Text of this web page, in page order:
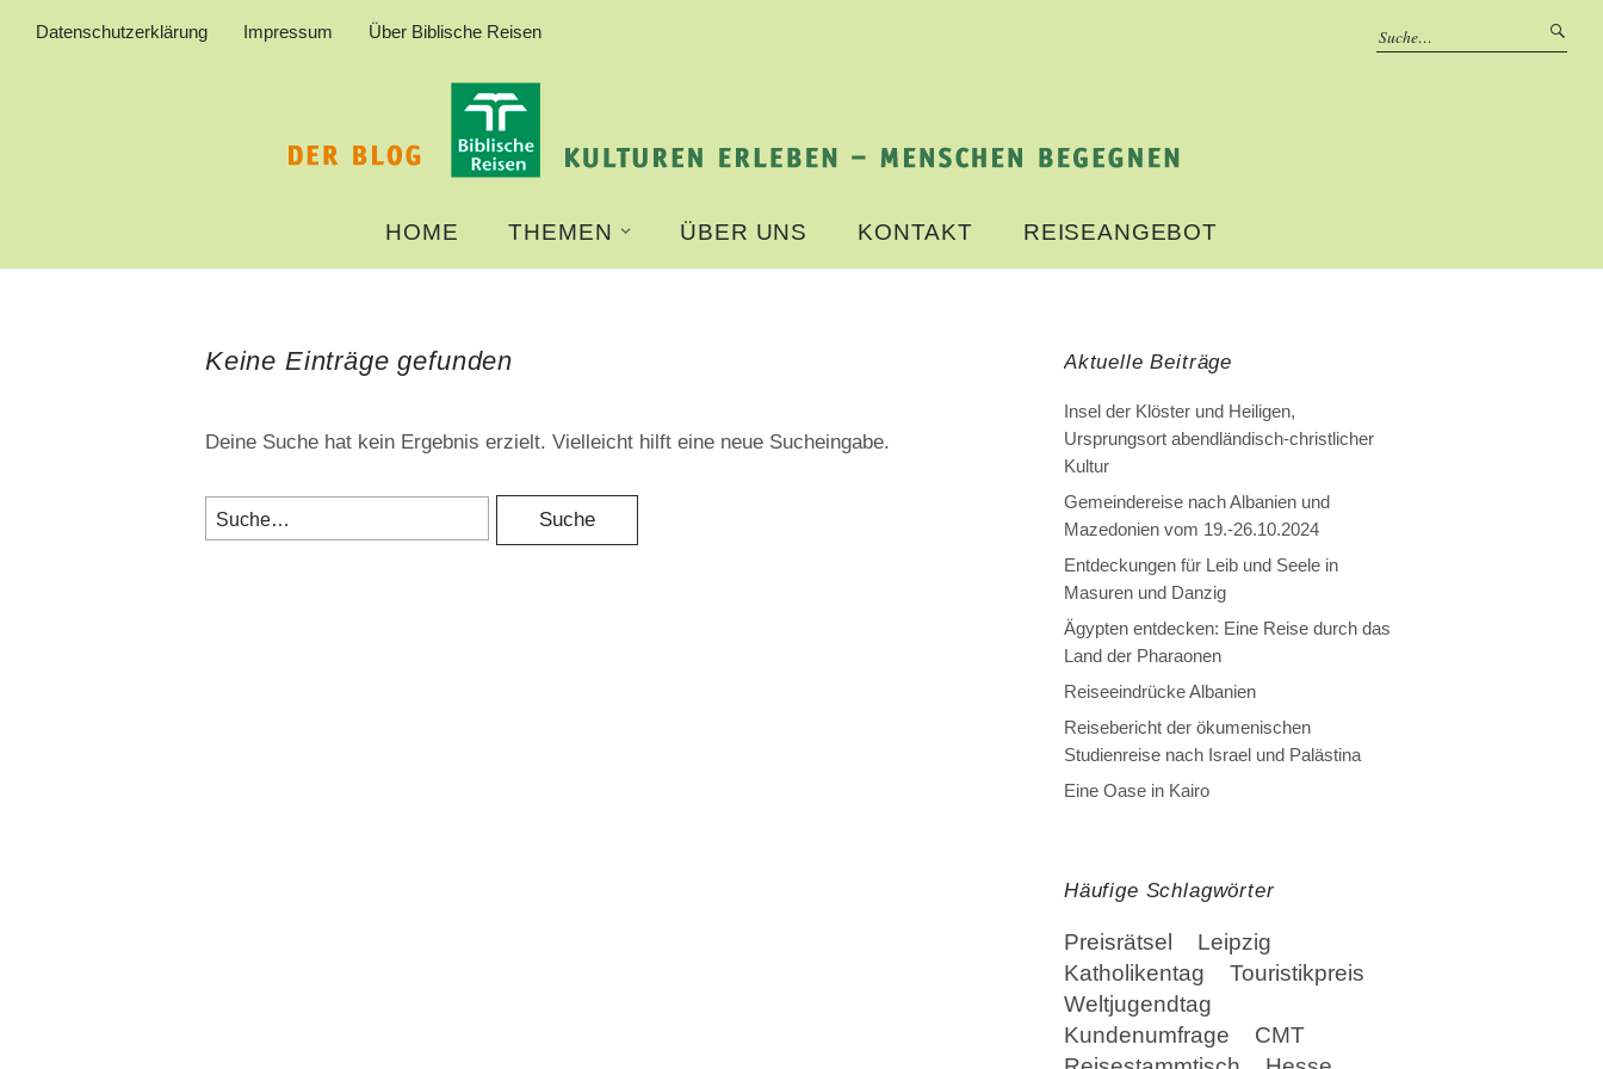
Datenschutzerklärung Impressum Über Biblische Reisen
HOME THEMEN ÜBER UNS KONTAKT REISEANGEBOT
Keine Einträge gefunden
Deine Suche hat kein Ergebnis erzielt. Vielleicht hilft eine neue Sucheingabe.
Aktuelle Beiträge
Insel der Klöster und Heiligen,
Ursprungsort abendländisch-christlicher
Kultur
Gemeindereise nach Albanien und
Mazedonien vom 19.-26.10.2024
Entdeckungen für Leib und Seele in
Masuren und Danzig
Ägypten entdecken: Eine Reise durch das
Land der Pharaonen
Reiseeindrücke Albanien
Reisebericht der ökumenischen
Studienreise nach Israel und Palästina
Eine Oase in Kairo
Häufige Schlagwörter
Preisrätsel
Leipzig
Katholikentag
Touristikpreis
Weltjugendtag
Kundenumfrage
CMT